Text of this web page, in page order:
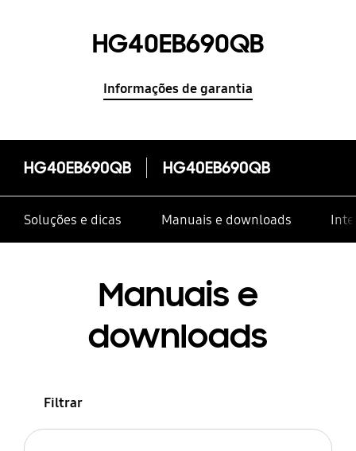
HG40EB690QB
Informações de garantia
HG40EB690QB HG40EB690QB
Soluções e dicas Manuais e downloads
Manuais e
downloads
Filtrar